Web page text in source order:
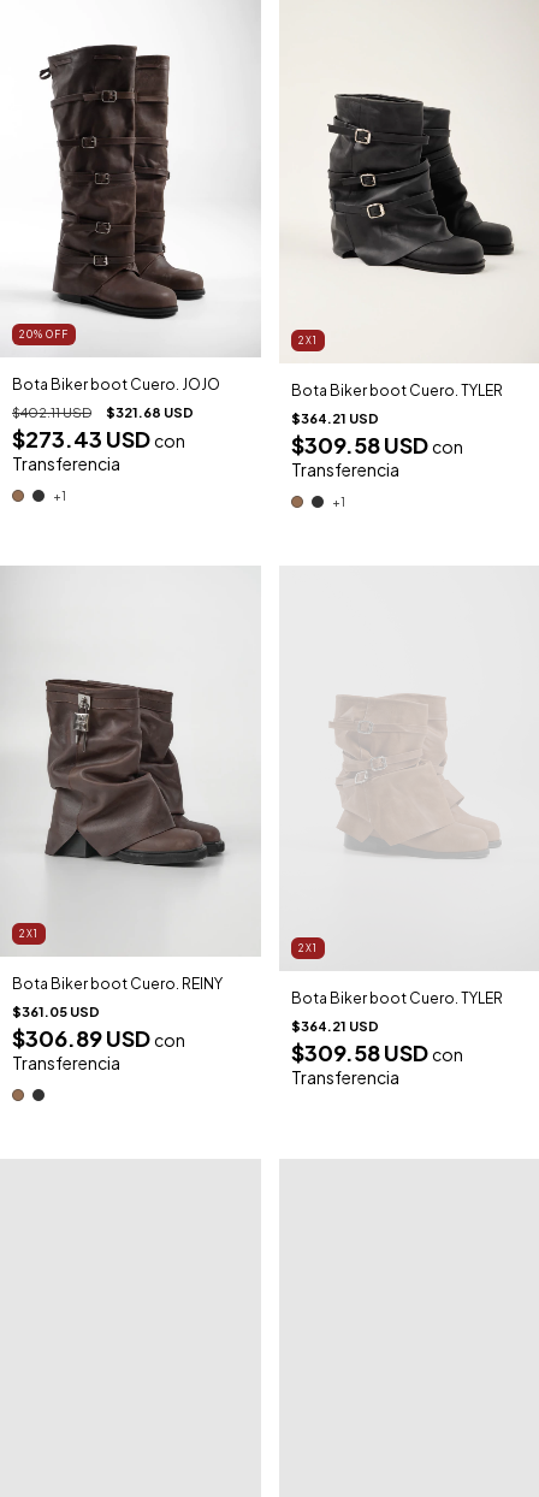
20% OFF
Bota Biker boot Cuero. JOJO
$402.11 USD $321.68 USD
$273.43 USDcon
Transferencia
+1
2X1
Bota Biker boot Cuero. TYLER
$364.21 USD
$309.58 USDcon
Transferencia
+1
2X1
Bota Biker boot Cuero. REINY
$361.05 USD
$306.89 USDcon
Transferencia
2X1
Bota Biker boot Cuero. TYLER
$364.21 USD
$309.58 USDcon
Transferencia